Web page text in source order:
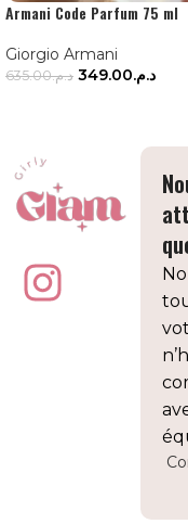
Armani Code Parfum 75 ml
Giorgio Armani
د.م.635.00 د.م.349.00